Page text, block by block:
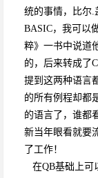
统的事情，比尔.
BASIC，我可以
粹》一书中说道
的，后来转成了
提到这两种语言
的所有例程却都
的语言了，谁都
新当年眼看就要
了工作！
在QB基础上可